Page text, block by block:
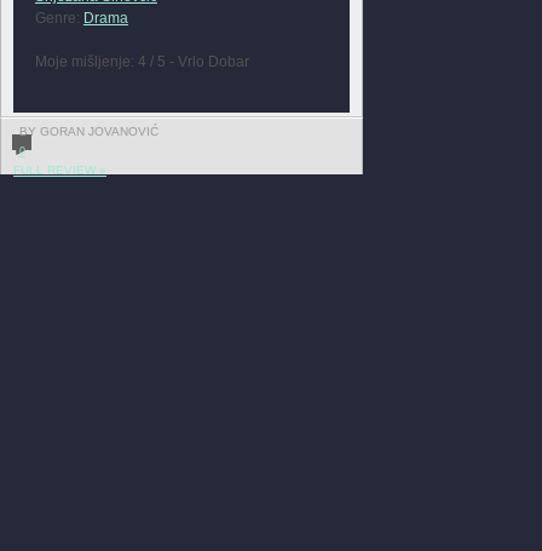
Genre: Drama
Moje mišljenje: 4 / 5 - Vrlo Dobar
BY GORAN JOVANOVIĆ
0
FULL REVIEW »